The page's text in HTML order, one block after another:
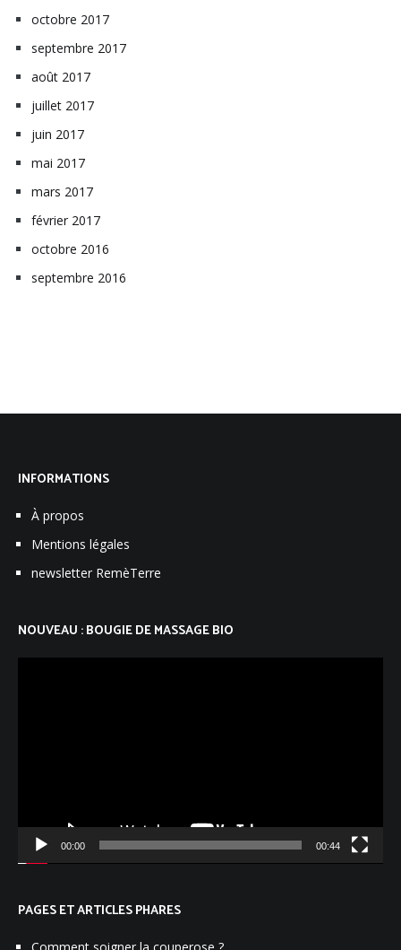
octobre 2017
septembre 2017
août 2017
juillet 2017
juin 2017
mai 2017
mars 2017
février 2017
octobre 2016
septembre 2016
INFORMATIONS
À propos
Mentions légales
newsletter RemèTerre
NOUVEAU : BOUGIE DE MASSAGE BIO
00:00 00:44
PAGES ET ARTICLES PHARES